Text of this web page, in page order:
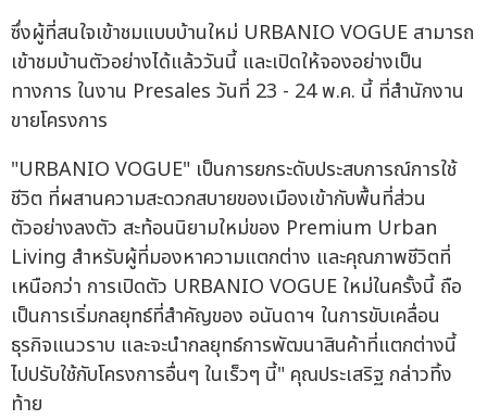
ซึ่งผู้ที่สนใจเข้าชมแบบบ้านใหม่ URBANIO VOGUE สามารถ
เข้าชมบ้านตัวอย่างได้แล้ววันนี้ และเปิดให้จองอย่างเป็น
ทางการ ในงาน Presales วันที่ 23 - 24 พ.ค. นี้ ที่สำนักงาน
ขายโครงการ
"URBANIO VOGUE" เป็นการยกระดับประสบการณ์การใช้
ชีวิต ที่ผสานความสะดวกสบายของเมืองเข้ากับพื้นที่ส่วน
ตัวอย่างลงตัว สะท้อนนิยามใหม่ของ Premium Urban
Living สำหรับผู้ที่มองหาความแตกต่าง และคุณภาพชีวิตที่
เหนือกว่า การเปิดตัว URBANIO VOGUE ใหม่ในครั้งนี้ ถือ
เป็นการเริ่มกลยุทธ์ที่สำคัญของ อนันดาฯ ในการขับเคลื่อน
ธุรกิจแนวราบ และจะนำกลยุทธ์การพัฒนาสินค้าที่แตกต่างนี้
ไปปรับใช้กับโครงการอื่นๆ ในเร็วๆ นี้" คุณประเสริฐ กล่าวทิ้ง
ท้าย